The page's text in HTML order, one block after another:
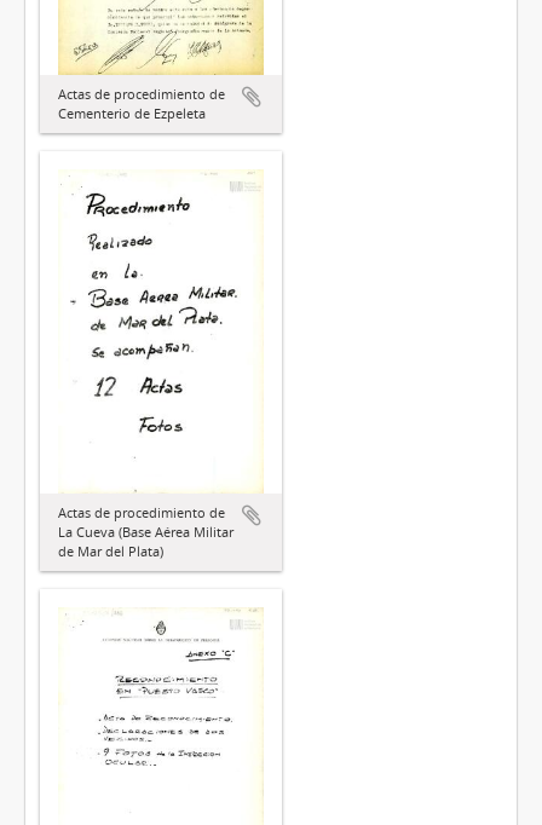
Actas de procedimiento de
Cementerio de Ezpeleta
Actas de procedimiento de
La Cueva (Base Aérea Militar
de Mar del Plata)